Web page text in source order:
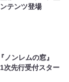
テンツ登場
ンレムの窓』
次先行受付スター